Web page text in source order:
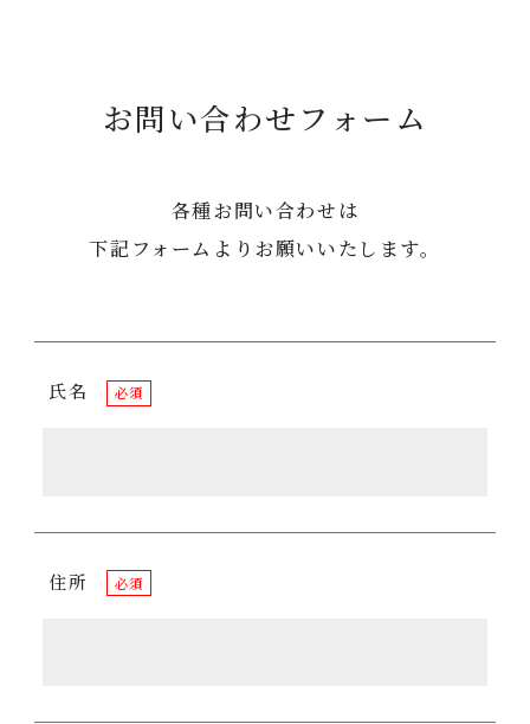
お問い合わせフォーム
各種お問い合わせは
下記フォームよりお願いいたします。
氏名 必須
住所 必須